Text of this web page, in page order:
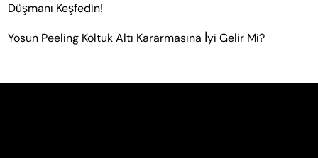
Düşmanı Keşfedin!
Yosun Peeling Koltuk Altı Kararmasına İyi Gelir Mi?